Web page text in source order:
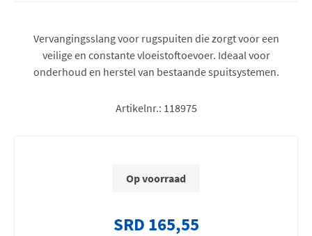
Vervangingsslang voor rugspuiten die zorgt voor een
veilige en constante vloeistoftoevoer. Ideaal voor
onderhoud en herstel van bestaande spuitsystemen.
Artikelnr.: 118975
Op voorraad
SRD 165,55